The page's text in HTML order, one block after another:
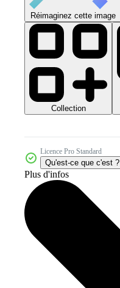
Réimaginez cette image
Collection
Licence Pro Standard
Qu'est-ce que c'est ?
Plus d'infos